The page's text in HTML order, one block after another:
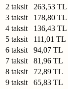
2 taksit
263,53 TL
3 taksit
178,80 TL
4 taksit
136,43 TL
5 taksit
111,01 TL
6 taksit
94,07 TL
7 taksit
81,96 TL
8 taksit
72,89 TL
9 taksit
65,83 TL